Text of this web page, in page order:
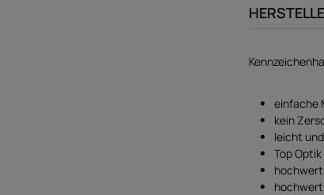
einfache
kein
leicht
Top